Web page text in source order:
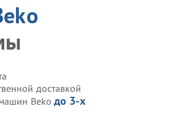
доставкой
Beko до 3-х